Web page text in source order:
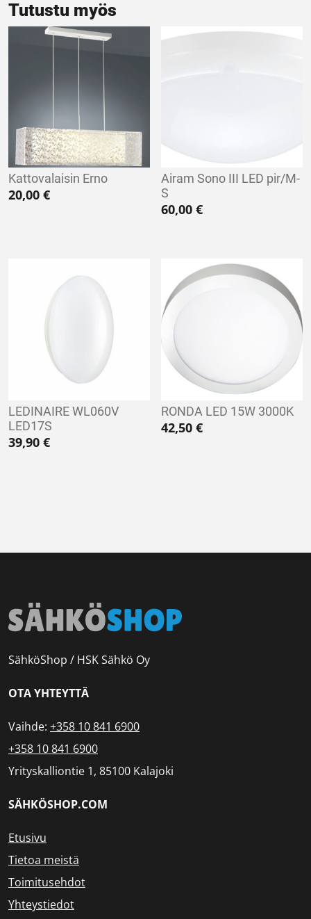
Tutustu myös
Kattovalaisin Erno
20,00 €
Airam Sono III LED pir/M-
S
60,00€
LEDINAIRE WL060V
LED17S
39,90 €
RONDA LED 15W 3000K
42,50€
SähköShop / HSK Sähkö Oy
OTA YHTEYTTÄ
Vaihde: +358 10 841 6900
+358 10 841 6900
Yrityskalliontie 1, 85100 Kalajoki
SÄHKÖSHOP.COM
Etusivu
Tietoa meistä
Toimitusehdot
Yhteystiedot